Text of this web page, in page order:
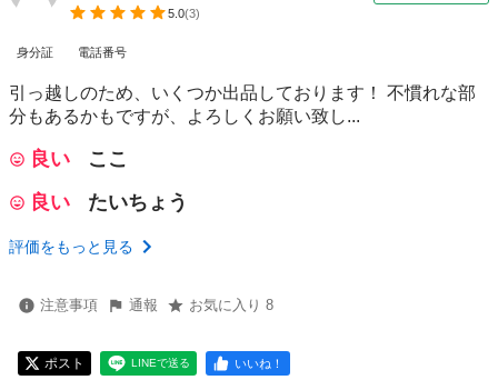
5.0(3)
身分証 電話番号
引っ越しのため、いくつか出品しております！ 不慣れな部
分もあるかもですが、よろしくお願い致し...
良い
ここ
良い
たいちょう
評価をもっと見る
注意事項 通報 お気に入り 8
ポスト LINEで送る いいね！